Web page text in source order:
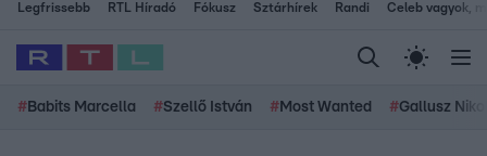
Legfrissebb RTL Híradó Fókusz Sztárhírek Randi Celeb vagyok,
# Babits Marcella #Szellő István # Most Wanted #Gallusz